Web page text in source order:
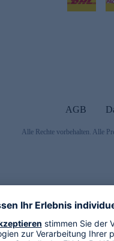
AGB
Alle Rechte vorbehalten. Alle